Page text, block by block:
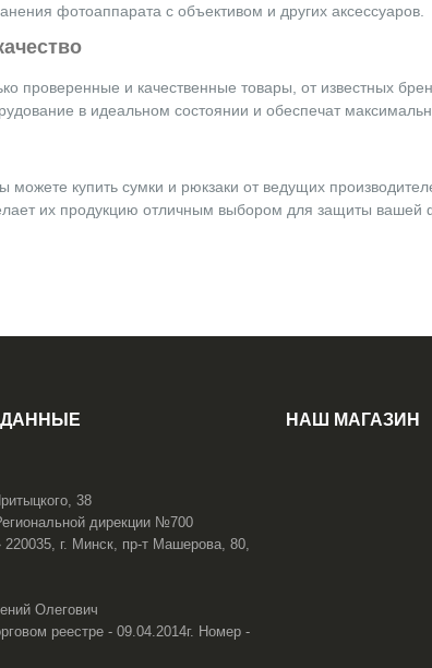
фотоаппарата с объективом и других аксессуаров.
проверенные и качественные товары, от известных
в идеальном состоянии и обеспечат
купить сумки и рюкзаки от ведущих
их продукцию отличным выбором для защиты вашей
38
дирекции №700
г. Минск, пр-т Машерова, 80,
Олегович
реестре - 09.04.2014г. Номер -
НАШ МАГАЗИН